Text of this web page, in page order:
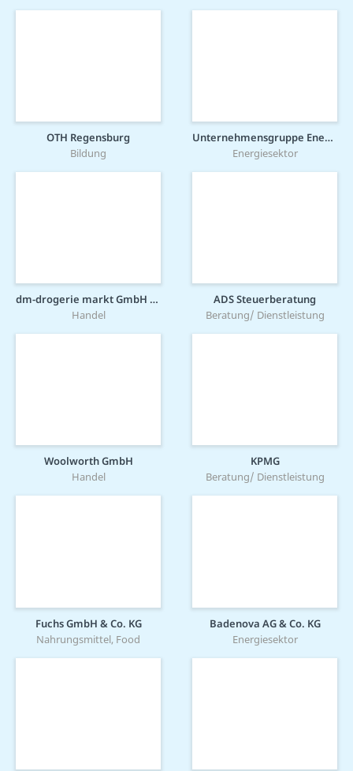
OTH Regensburg
Bildung
Unternehmensgruppe Energieversorgung Mittelrhein (evm-Gruppe)
Energiesektor
dm-drogerie markt GmbH + Co. KG
Handel
ADS Steuerberatung
Beratung/ Dienstleistung
Woolworth GmbH
Handel
KPMG
Beratung/ Dienstleistung
Fuchs GmbH & Co. KG
Nahrungsmittel, Food
Badenova AG & Co. KG
Energiesektor